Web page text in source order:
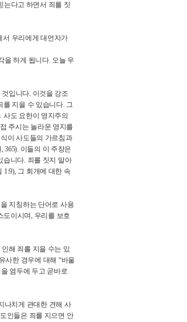
는다고 하면서 죄를 짓
서 우리에게 대언자가
을 하게 됩니다. 오늘 우
것입니다. 이것을 강조
를 지을 수 있습니다. 그
. 사도 요한이 영지주의
주시는 놀라운 영지를
이 사도들의 가르침과
, 365). 이들의 이 주장은
습니다. 죄를 짓지 말아
1:9), 그 회개에 대한 속
지칭하는 단어로 사용
도이시며, 우리를 보호
해 죄를 지을 수는 있
사한 경우에 대해 “바울
염두에 두고 곧바로
나치게 관대한 견해 사
인들은 죄를 지으면 안